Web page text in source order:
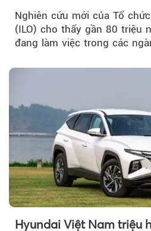
Nghiên cứu mới của Tổ
(ILO) cho thấy gần 80 triệu
đang làm việc trong các
Hyundai Việt Nam triệu